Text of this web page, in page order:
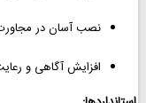
نصب آسان در
افزایش آگاهی و